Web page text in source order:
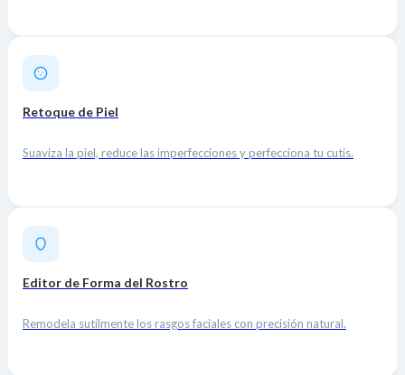
Retoque de Piel
Suaviza la piel, reduce las imperfecciones y perfecciona tu cutis.
Editor de Forma del Rostro
Remodela sutilmente los rasgos faciales con precisión natural.